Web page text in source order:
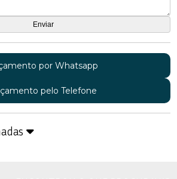
por Whatsapp
pelo Telefone